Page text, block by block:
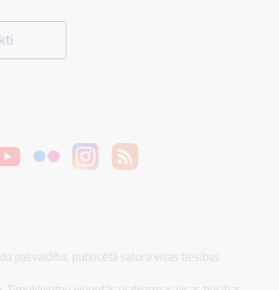
pašvaldība, publicētā satura visas tiesības